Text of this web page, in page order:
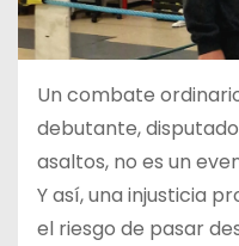
Un combate
debutante,
asaltos, no es un
Y así, una injusticia
el riesgo de pasar